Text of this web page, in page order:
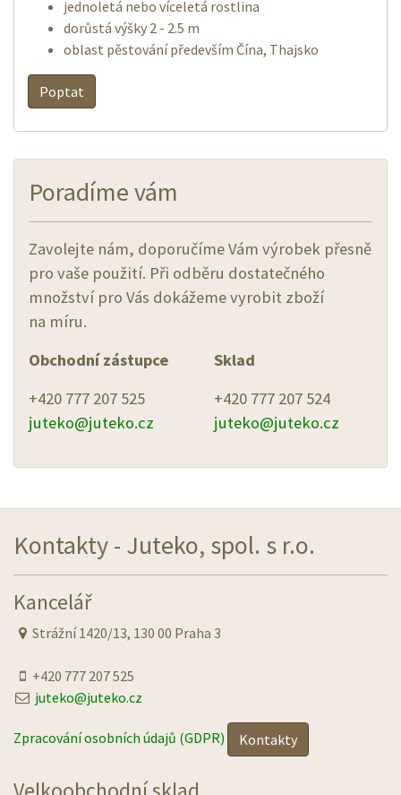
jednoletá nebo víceletá rostlina
dorůstá výšky 2 - 2.5 m
oblast pěstování především Čína, Thajsko
Poptat
Poradíme vám
Zavolejte nám, doporučíme Vám výrobek přesně
pro vaše použití. Při odběru dostatečného
množství pro Vás dokážeme vyrobit zboží
na míru.
Obchodní zástupce
+420 777 207 525
juteko@juteko.cz
Sklad
+420 777 207 524
juteko@juteko.cz
Kontakty - Juteko, spol. s r.o.
Kancelář
Strážní 1420/13, 130 00 Praha 3
+420 777 207 525
juteko@juteko.cz
Zpracování osobních údajů (GDPR) Kontakty